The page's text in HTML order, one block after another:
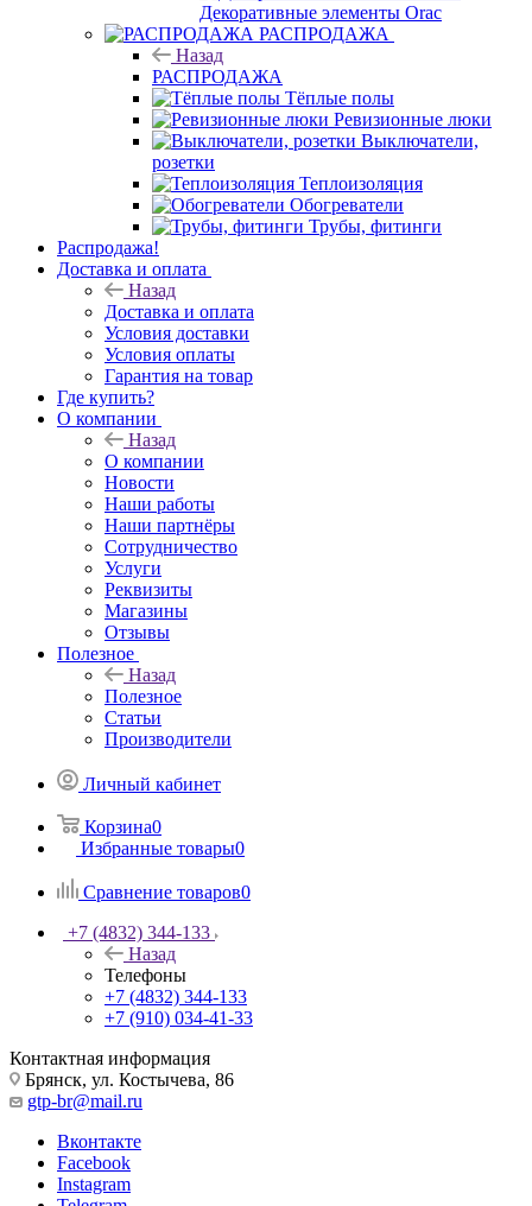
Декоративные элементы Orac
РАСПРОДАЖА
Назад
РАСПРОДАЖА
Тёплые полы
Ревизионные люки
Выключатели,
розетки
Теплоизоляция
Обогреватели
Трубы, фитинги
Распродажа!
Доставка и оплата
Назад
Доставка и оплата
Условия доставки
Условия оплаты
Гарантия на товар
Где купить?
О компании
Назад
О компании
Новости
Наши работы
Наши партнёры
Сотрудничество
Услуги
Реквизиты
Магазины
Отзывы
Полезное
Назад
Полезное
Статьи
Производители
Личный кабинет
Корзина0
Избранные товары0
Сравнение товаров0
+7 (4832) 344-133
Назад
Телефоны
+7 (4832) 344-133
+7 (910) 034-41-33
Контактная информация
Брянск, ул. Костычева, 86
gtp-br@mail.ru
Вконтакте
Facebook
Instagram